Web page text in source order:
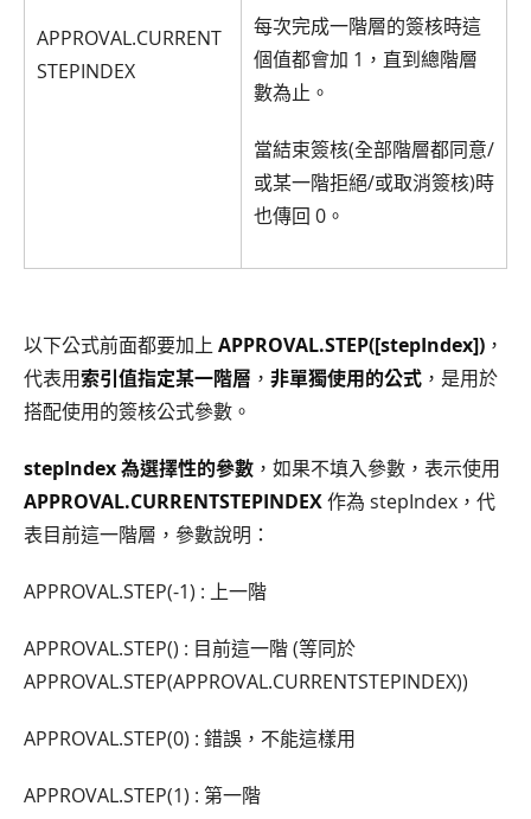
APPROVAL.CURRENT
STEPINDEX
每次完成一階層的簽核時這
個值都會加 1，直到總階層
數為止。
當結束簽核(全部階層都同意/
或某一階拒絕/或取消簽核)時
也傳回 0。
以下公式前面都要加上 APPROVAL.STEP([stepIndex]) ，
代表用索引值指定某一階層 ， 非單獨使用的公式 ，是用於
搭配使用的簽核公式參數。
stepIndex 為選擇性的參數 ，如果不填入參數，表示使用
APPROVAL.CURRENTSTEPINDEX作為 stepIndex，代
表目前這一階層，參數說明：
APPROVAL.STEP(-1) : 上一階
APPROVAL.STEP() : 目前這一階 (等同於
APPROVAL.STEP(APPROVAL.CURRENTSTEPINDEX))
APPROVAL.STEP(0) : 錯誤，不能這樣用
APPROVAL.STEP(1) : 第一階